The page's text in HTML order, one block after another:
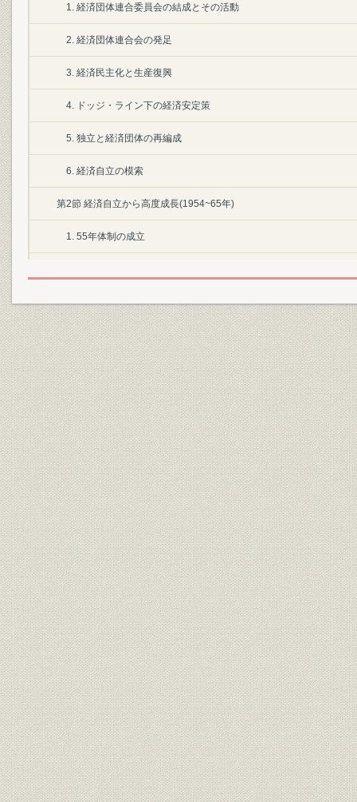
1. 経済団体連合委員会の結成とその活動
2. 経済団体連合会の発足
3. 経済民主化と生産復興
4. ドッジ・ライン下の経済安定策
5. 独立と経済団体の再編成
6. 経済自立の模索
第2節 経済自立から高度成長(1954~65年)
1. 55年体制の成立
3. 産業資金供給の効率化・調整
4. 産業の合理化と産業基盤の整備
5. 独占禁止法改正問題と特振法
6. 貿易・為替の自由化と経済協力の推進
7. 商法改正と監査制度の整備
第3節 開放経済体制への移行(1966~76年)
1. 65年不況対策
2. 政策減税と資本市場整備
3. 大型合併と公害問題
4. 資本自由化の進展
5. ニクソン・ショックと通貨問題
6. 列島改造ブームと総需要抑制政策
7. エネルギー・資源問題と産業構造の転換
8. 企業批判と企業の社会的責任
第1章 安定成長への転換(1977~79年)
第1節 概観